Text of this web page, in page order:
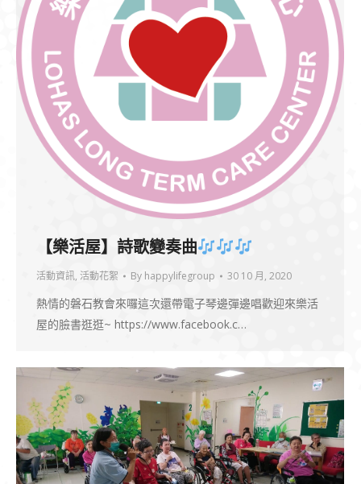
【樂活屋】詩歌變奏曲
活動資訊, 活動花絮 By happylifegroup 30 10 月, 2020
熱情的磐石教會來囉這次還帶電子琴邊彈邊唱歡迎來樂活
屋的臉書逛逛~ https://www.facebook.c…